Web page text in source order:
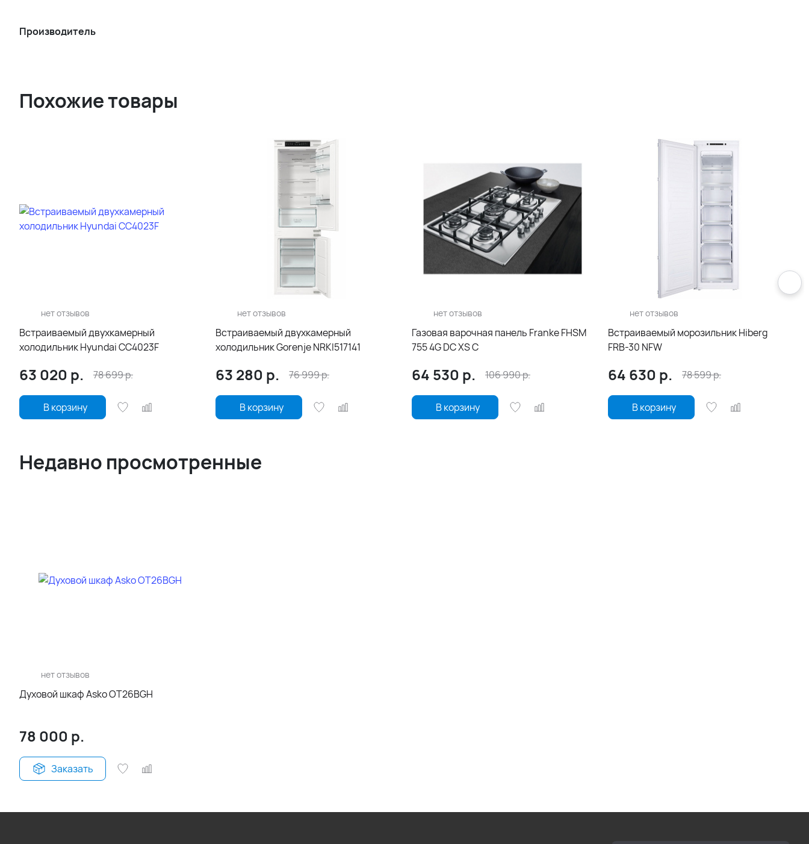
Производитель
Похожие товары
нет отзывов
Встраиваемый двухкамерный
холодильник Hyundai CC4023F
63 020 р. 78 699р.
В корзину
нет отзывов
Встраиваемый двухкамерный
холодильник Gorenje NRKI517141
63 280 р. 76 999р.
В корзину
нет отзывов
Газовая варочная панель Franke FHSM
755 4G DC XS C
64 530 р. 106 990р.
В корзину
нет отзывов
Встраиваемый морозильник Hiberg
FRB-30 NFW
64 630 р. 78 599р.
В корзину
Недавно просмотренные
нет отзывов
Духовой шкаф Asko OT26BGH
78 000 р.
Заказать